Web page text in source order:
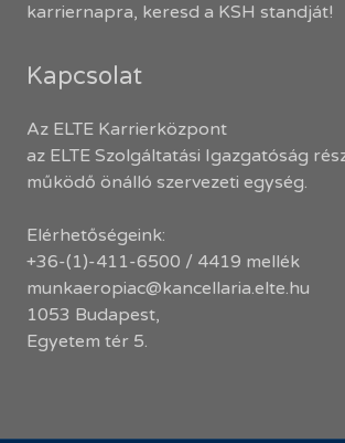
karriernapra, keresd a KSH standját!
Kapcsolat
Az ELTE Karrierközpont
az ELTE Szolgáltatási Igazgatóság
működő önálló szervezeti egység.
Elérhetőségeink:
+36-(1)-411-6500 / 4419 mellék
munkaeropiac@kancellaria.elte.hu
1053 Budapest,
Egyetem tér 5.